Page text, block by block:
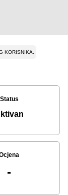
KORISNIKA.
Status
-